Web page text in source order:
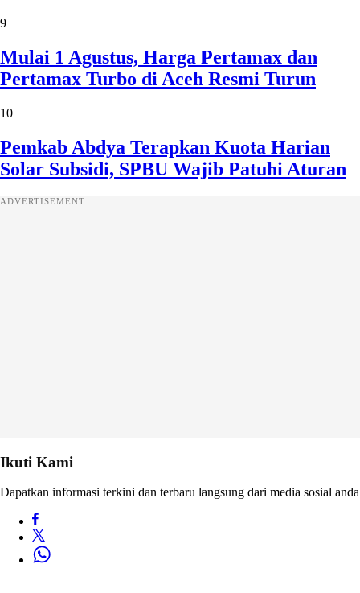
9
Mulai 1 Agustus, Harga Pertamax dan
Pertamax Turbo di Aceh Resmi Turun
10
Pemkab Abdya Terapkan Kuota Harian
Solar Subsidi, SPBU Wajib Patuhi Aturan
ADVERTISEMENT
Ikuti Kami
Dapatkan informasi terkini dan terbaru langsung dari media sosial anda